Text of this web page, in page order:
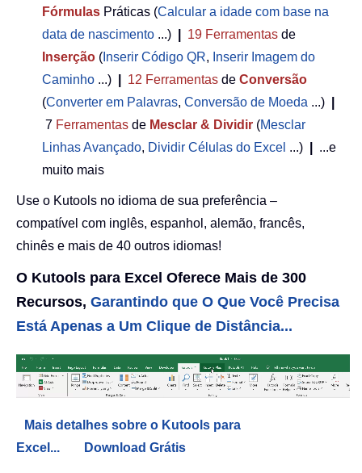
Fórmulas Práticas (Calcular a idade com base na
data de nascimento ...) 19 Ferramentas de
Inserção ( Inserir Código QR, Inserir Imagem do
Caminho ...) 12 Ferramentas de Conversão
(Converter em Palavras, Conversão de Moeda ...)
7 Ferramentas de Mesclar & Dividir (Mesclar
Linhas Avançado, Dividir Células do Excel ...)
...e
muito mais
Use o Kutools no idioma de sua preferência –
compatível com inglês, espanhol, alemão, francês,
chinês e mais de 40 outros idiomas!
O Kutools para Excel Oferece Mais de 300
Recursos, Garantindo que O Que Você Precisa
Está Apenas a Um Clique de Distância...
Mais detalhes sobre o Kutools para
Excel...
Download Grátis